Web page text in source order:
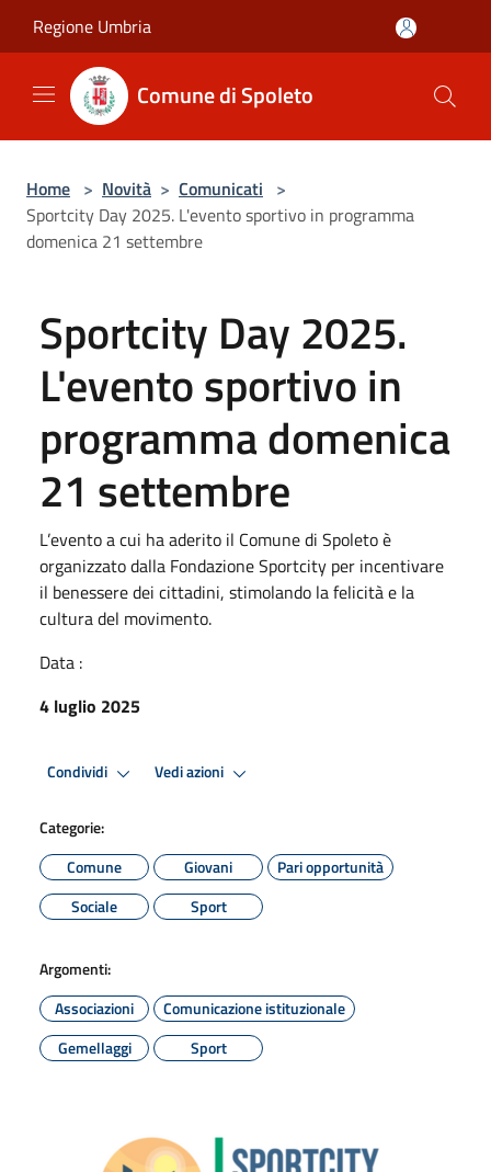
Regione Umbria
Comune di Spoleto
Home > Novità > Comunicati >
Sportcity Day 2025. L'evento sportivo in programma
domenica 21 settembre
Sportcity Day 2025.
L'evento sportivo in
programma domenica
21 settembre
L’evento a cui ha aderito il Comune di Spoleto è
organizzato dalla Fondazione Sportcity per incentivare
il benessere dei cittadini, stimolando la felicità e la
cultura del movimento.
Data :
4 luglio 2025
Condividi Vedi azioni
Categorie:
Comune
Giovani
Pari opportunità
Sociale
Sport
Argomenti:
Associazioni
Comunicazione istituzionale
Gemellaggi
Sport